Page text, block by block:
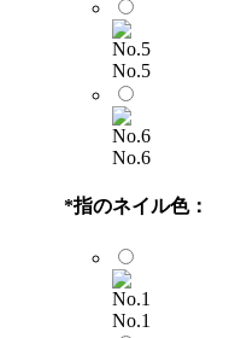
No.5
No.6
*指のネイル色：
No.1